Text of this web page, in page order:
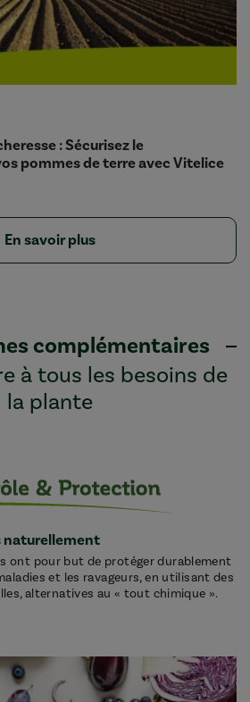
: Sécurisez le
pommes de terre avec Vitelice
En savoir plus
complémentaires
à tous les besoins de
la plante
naturellement
ont pour but de protéger durablement
et les ravageurs, en utilisant des
alternatives au « tout chimique ».